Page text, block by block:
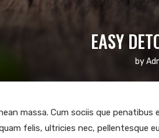
EASY
by
massa. Cum sociis que
felis, ultricies nec, pellentesque